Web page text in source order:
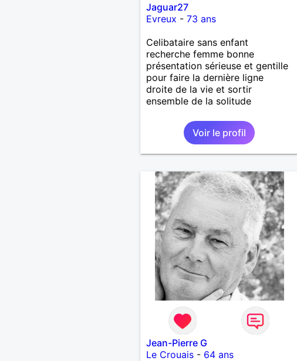
Jaguar27
Evreux - 73 ans
Celibataire sans enfant
recherche femme bonne
présentation sérieuse et gentille
pour faire la dernière ligne
droite de la vie et sortir
ensemble de la solitude
Voir le profil
Jean-Pierre G
Le Crouais- 64 ans